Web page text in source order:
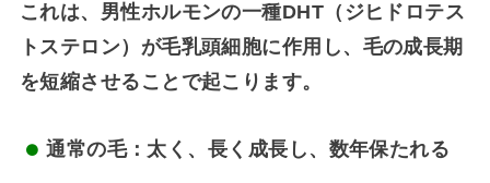
これは、 男性ホルモンの一種DHT（ジヒドロテス
トステロン）が毛乳頭細胞に作用し、毛の成長期
を短縮させる ことで起こります。
通常の毛：太く、長く成長し、数年保たれる